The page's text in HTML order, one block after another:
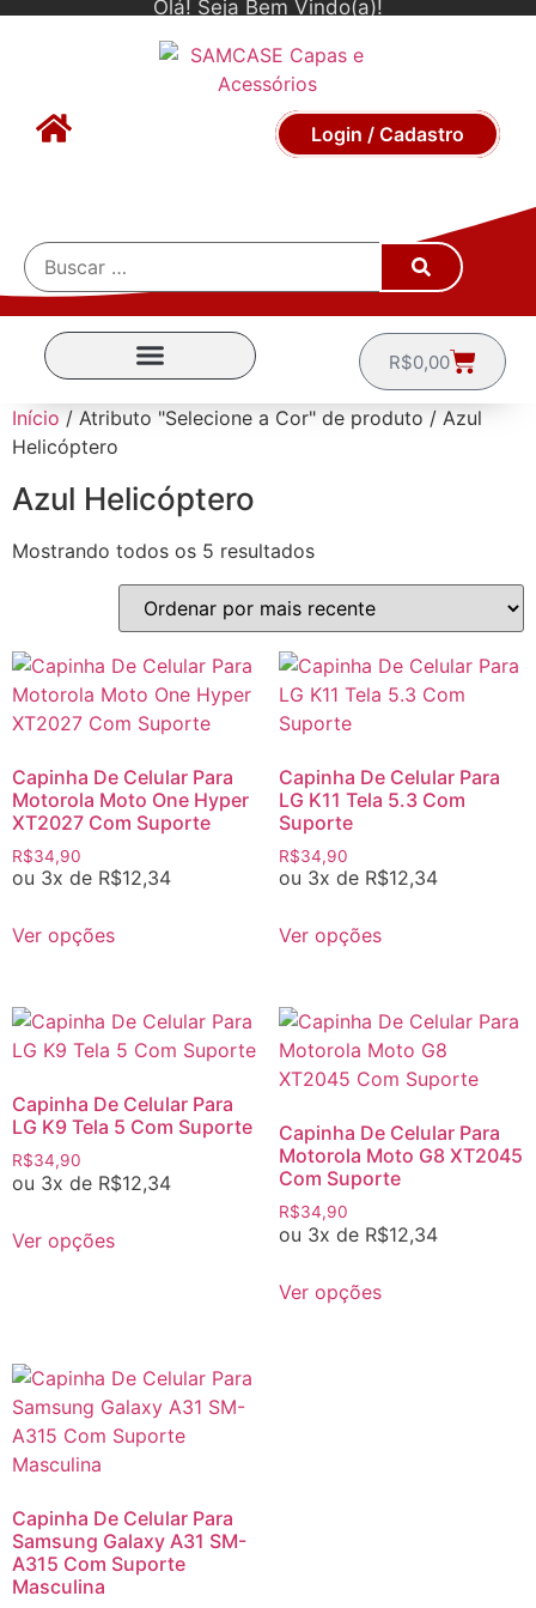
Olá! Seja Bem Vindo(a)!
Login / Cadastro
R$0,00
Início / Atributo "Selecione a Cor" de produto / Azul
Helicóptero
Azul Helicóptero
Mostrando todos os 5 resultados
Capinha De Celular Para
Motorola Moto One Hyper
XT2027 Com Suporte
R$34,90
ou 3x de R$12,34
Ver opções
Capinha De Celular Para
LG K11 Tela 5.3 Com
Suporte
R$34,90
ou 3x de R$12,34
Ver opções
Capinha De Celular Para
LG K9 Tela 5 Com Suporte
R$34,90
ou 3x de R$12,34
Ver opções
Capinha De Celular Para
Motorola Moto G8 XT2045
Com Suporte
R$34,90
ou 3x de R$12,34
Ver opções
Capinha De Celular Para
Samsung Galaxy A31 SM-
A315 Com Suporte
Masculina